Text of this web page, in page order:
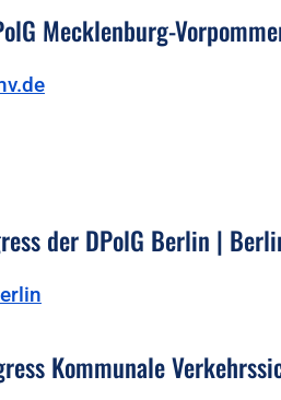
Mecklenburg-
der DPolG Berlin |
Kommunale